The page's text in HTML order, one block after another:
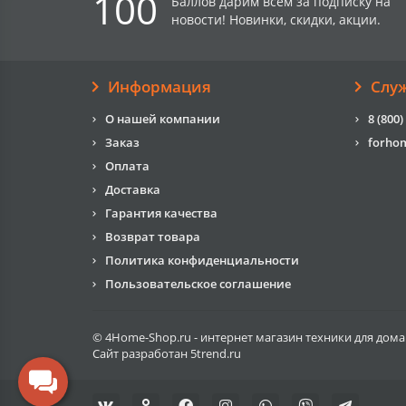
новости! Новинки, скидки, акции.
Информация
О нашей компании
Заказ
Оплата
Доставка
Гарантия качества
Возврат товара
Политика конфиденциальности
Пользовательское соглашение
8
© 4Home-Shop.ru - интернет магазин техники для
Сайт разработан 5trend.ru